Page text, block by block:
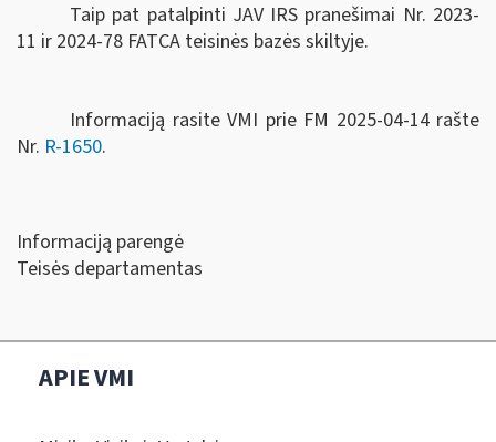
Taip pat patalpinti JAV IRS pranešimai Nr. 2023-
11 ir 2024-78 FATCA teisinės bazės skiltyje.
Informaciją rasite VMI prie FM 2025-04-14 rašte
Nr. R-1650.
Informaciją parengė
Teisės departamentas
APIE VMI